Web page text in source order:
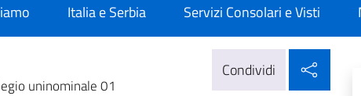
Italia e Serbia Servizi Consolari e Visti
uninominale 01
Condividi